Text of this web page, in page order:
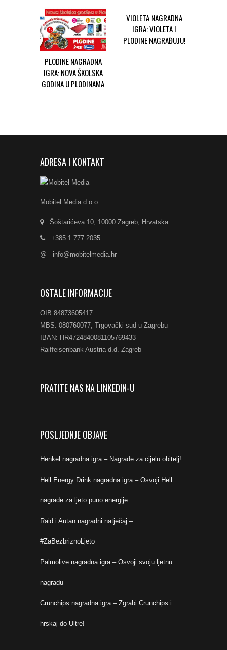
PLODINE NAGRADNA
IGRA: NOVA ŠKOLSKA
GODINA U PLODINAMA
VIOLETA NAGRADNA
IGRA: VIOLETA I
PLODINE NAGRAĐUJU!
ADRESA I KONTAKT
Mobitel Media d.o.o.
Šoštarićeva 10, 10000 Zagreb, Hrvatska
+385 1 777 2035
@ info@mobitelmedia.hr
OSTALE INFORMACIJE
OIB 84873605417
MBS: 080760077, Trgovački sud u Zagrebu
IBAN: HR4724840081105769433
Raiffeisenbank Austria d.d. Zagreb
PRATITE NAS NA LINKEDIN-U
POSLJEDNJE OBJAVE
Henkel nagradna igra – Nagrade za cijelu obitelj!
Hell Energy Drink nagradna igra – Osvoji Hell
nagrade za ljeto puno energije
Raid i Autan nagradni natječaj –
#ZaBezbriznoLjeto
Palmolive nagradna igra – Osvoji svoju ljetnu
nagradu
Crunchips nagradna igra – Zgrabi Crunchips i
hrskaj do Ultre!